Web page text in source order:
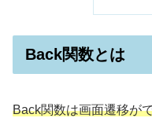
Back関数とは
Back関数は画面遷移が